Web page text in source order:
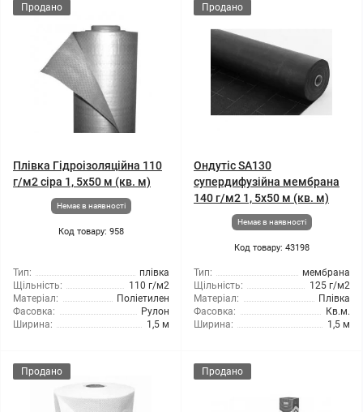
Продано
Плівка Гідроізоляційна 110
г/м2 сіра 1, 5x50 м (кв. м)
Немає в наявності
Код товару: 958
Тип:
плівка
Щільність:
110 г/м2
Матеріал:
Поліетилен
Фасовка:
Рулон
Ширина:
1,5 м
Продано
Ондутіс SA130
супердифузійна мембрана
140 г/м2 1, 5x50 м (кв. м)
Немає в наявності
Код товару: 43198
Тип:
мембрана
Щільність:
125 г/м2
Матеріал:
Плівка
Фасовка:
Кв.м.
Ширина:
1,5 м
Продано Продано